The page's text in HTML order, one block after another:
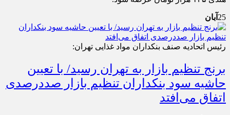
25 آبان
رئیس اتحادیه صنف بنکداران مواد غذایی تهران:
برنج تنظیم بازار به تهران رسید/ با تعیین
حاشیه سود بنکداران تنظیم بازار صددرصدی
اتفاق می‌افتد